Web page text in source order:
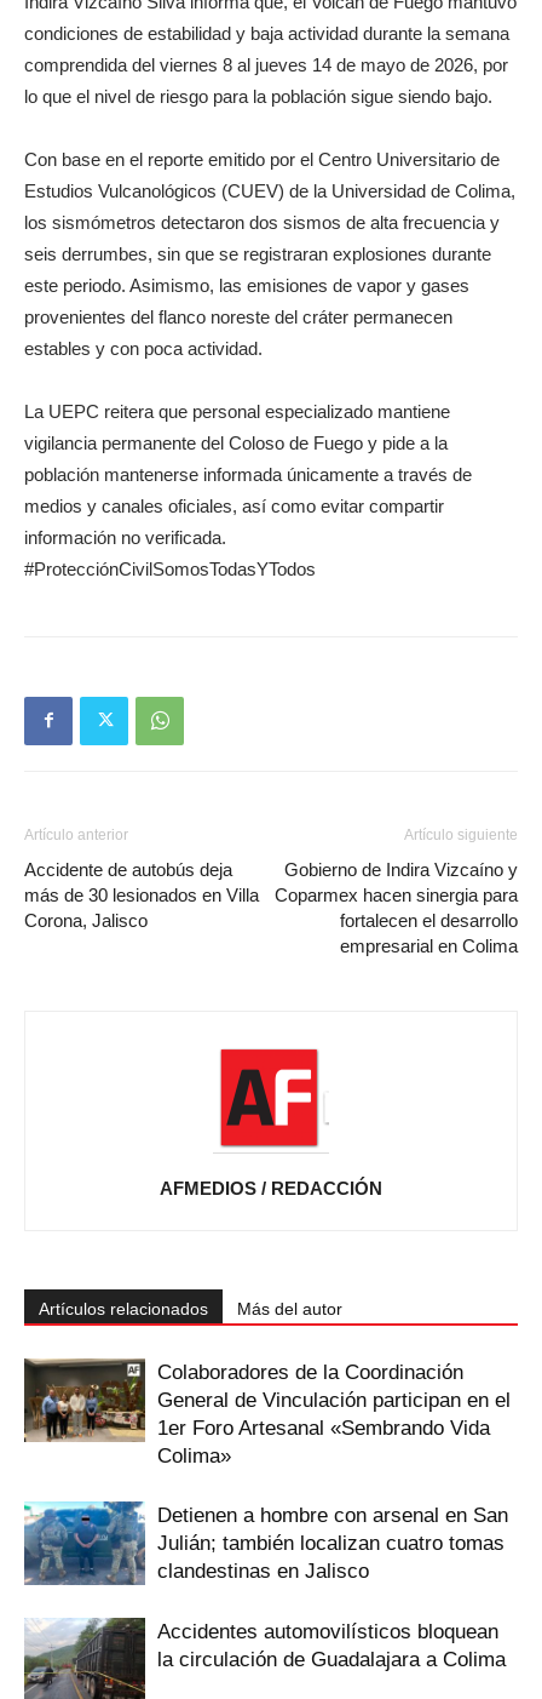
condiciones de estabilidad y baja actividad durante la semana
comprendida del viernes 8 al jueves 14 de mayo de 2026, por
lo que el nivel de riesgo para la población sigue siendo bajo.
Con base en el reporte emitido por el Centro Universitario de
Estudios Vulcanológicos (CUEV) de la Universidad de Colima,
los sismómetros detectaron dos sismos de alta frecuencia y
seis derrumbes, sin que se registraran explosiones durante
este periodo. Asimismo, las emisiones de vapor y gases
provenientes del flanco noreste del cráter permanecen
estables y con poca actividad.
La UEPC reitera que personal especializado mantiene
vigilancia permanente del Coloso de Fuego y pide a la
población mantenerse informada únicamente a través de
medios y canales oficiales, así como evitar compartir
información no verificada.
#ProtecciónCivilSomosTodasYTodos
Artículo anterior
Accidente de autobús deja
más de 30 lesionados en Villa
Corona, Jalisco
Artículo siguiente
Gobierno de Indira Vizcaíno y
Coparmex hacen sinergia para
fortalecen el desarrollo
empresarial en Colima
AFMEDIOS / REDACCIÓN
Artículos relacionados Más del autor
Colaboradores de la Coordinación
General de Vinculación participan en el
1er Foro Artesanal «Sembrando Vida
Colima»
Detienen a hombre con arsenal en San
Julián; también localizan cuatro tomas
clandestinas en Jalisco
Accidentes automovilísticos bloquean
la circulación de Guadalajara a Colima